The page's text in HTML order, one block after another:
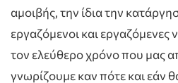
αμοιβής, την ίδια την
εργαζόμενοι και εργαζόμενες
τον ελεύθερο χρόνο που μας
γνωρίζουμε καν πότε και εάν